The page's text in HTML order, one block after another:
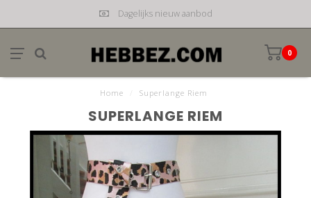
Dagelijks nieuw aanbod
0
Home Superlange Riem
SUPERLANGE RIEM